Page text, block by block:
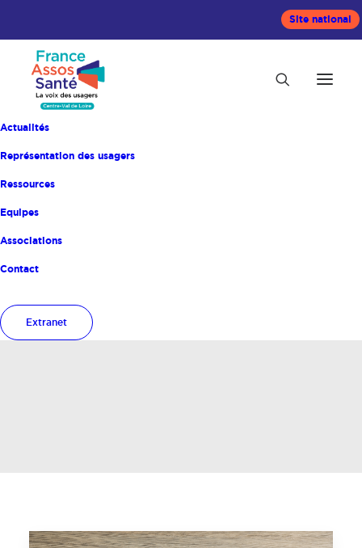
Site national
Actualités
Représentation des usagers
Ressources
Equipes
Associations
Contact
Extranet